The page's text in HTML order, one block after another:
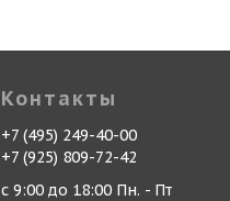
Контакты
+7 (495) 249-40-00
+7 (925) 809-72-42
с 9:00 до 18:00 Пн. - Пт